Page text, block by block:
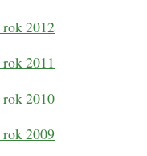
2012
2011
2010
2009